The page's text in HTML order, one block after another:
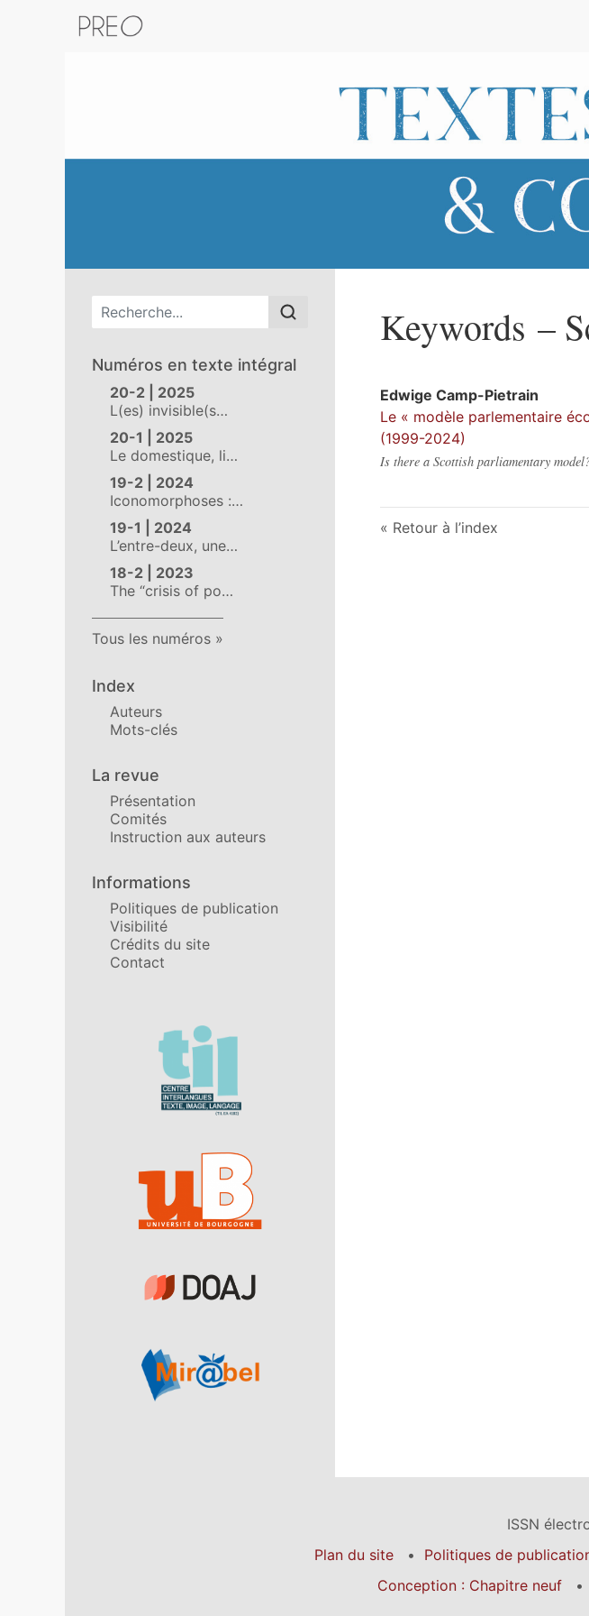
Menu principal
Numéros en texte intégral
20-2 | 2025
L(es) invisible(s…
20-1 | 2025
Le domestique, li…
19-2 | 2024
Iconomorphoses :…
19-1 | 2024
L’entre-deux, une…
18-2 | 2023
The “crisis of po…
Tous les numéros
Index
Auteurs
Mots-clés
La revue
Présentation
Comités
Instruction aux auteurs
Informations
Politiques de publication
Visibilité
Crédits du site
Contact
Affiliations/partenaires
Keywords –
Edwige Camp-Pietrain
Le « modèle parlementaire
(1999-2024)
Is there a Scottish parliamentary
Retour à l’index
ISSN
Plan du site
Politiques de
Conception : Chapitre neuf